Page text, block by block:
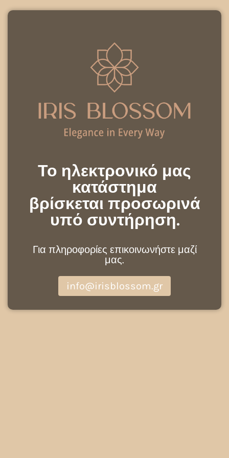
Το ηλεκτρονικό μας
κατάστημα
βρίσκεται προσωρινά
υπό συντήρηση.
Για πληροφορίες επικοινωνήστε μαζί
μας.
info@irisblossom.gr